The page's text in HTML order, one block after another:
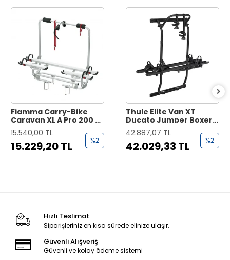
Fiamma Carry-Bike
Caravan XL A Pro 200 2li
Çekme Karavan
Bisiklet Taşıyıcı
15.540,00 TL
15.229,20 TL %2
Thule Elite Van XT
Ducato Jumper Boxer
2007 Siyah Bisiklet
Taşıyıcı
42.887,07 TL
42.029,33 TL %2
Hızlı Teslimat
Siparişleriniz en kısa sürede elinize ulaşır.
Güvenli Alışveriş
Güvenli ve kolay ödeme sistemi